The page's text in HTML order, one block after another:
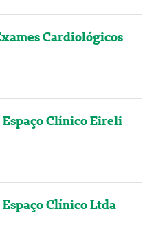
Cardiológicos
Clínico Eireli
Clínico Ltda